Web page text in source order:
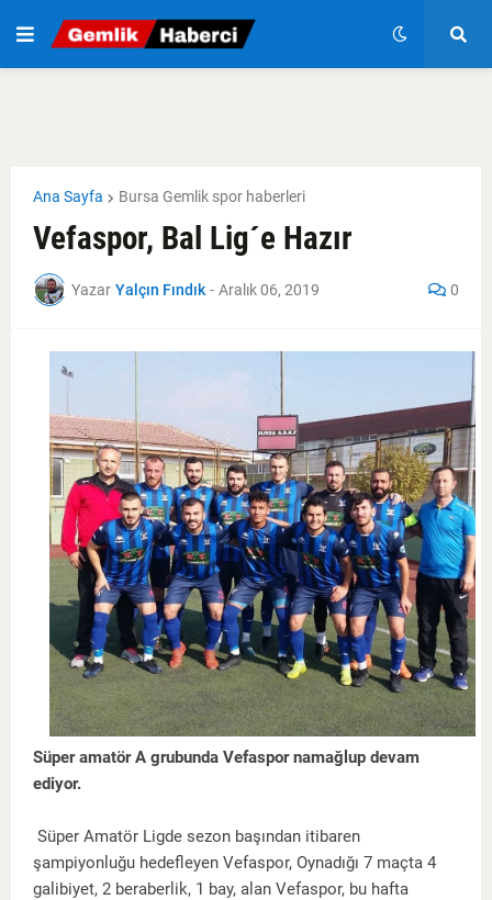
Ana Sayfa Bursa Gemlik spor haberleri
Vefaspor, Bal Lig´e Hazır
Yazar Yalçın Fındık - Aralık 06, 2019 0
Süper amatör A grubunda Vefaspor namağlup devam
ediyor.
Süper Amatör Ligde sezon başından itibaren
şampiyonluğu hedefleyen Vefaspor, Oynadığı 7 maçta 4
galibiyet, 2 beraberlik, 1 bay, alan Vefaspor, bu hafta